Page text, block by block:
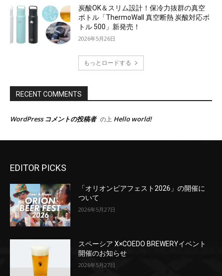
EDITOR PICKS
「オリオンビアフェスト2026」の開催に
ついて
2026年5月27日
スペーシア X×COEDO BREWERYイベント
開催のお知らせ
2026年5月27日